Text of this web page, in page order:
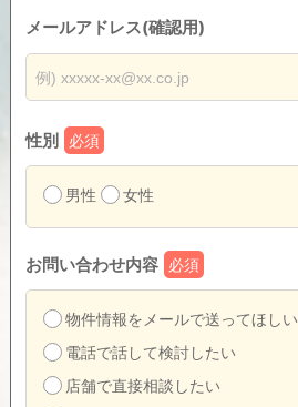
メールアドレス(確認用)
性別 必須
男性 女性
お問い合わせ内容 必須
物件情報をメールで送ってほしい
電話で話して検討したい
店舗で直接相談したい